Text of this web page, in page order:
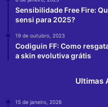
Sensibilidade Free Fire:
sensi para 2025?
19 de outubro, 2023
Codiguin FF: Como
a skin evolutiva grátis
Ultimas
15 de janeiro, 2026